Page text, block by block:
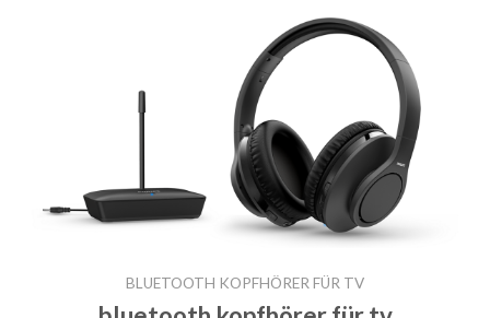
BLUETOOTH KOPFHÖRER FÜR TV